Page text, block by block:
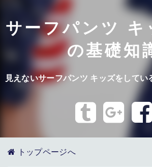
サーフパンツ キ
の基礎知
見えないサーフパンツ キッズをしてい
トップページへ